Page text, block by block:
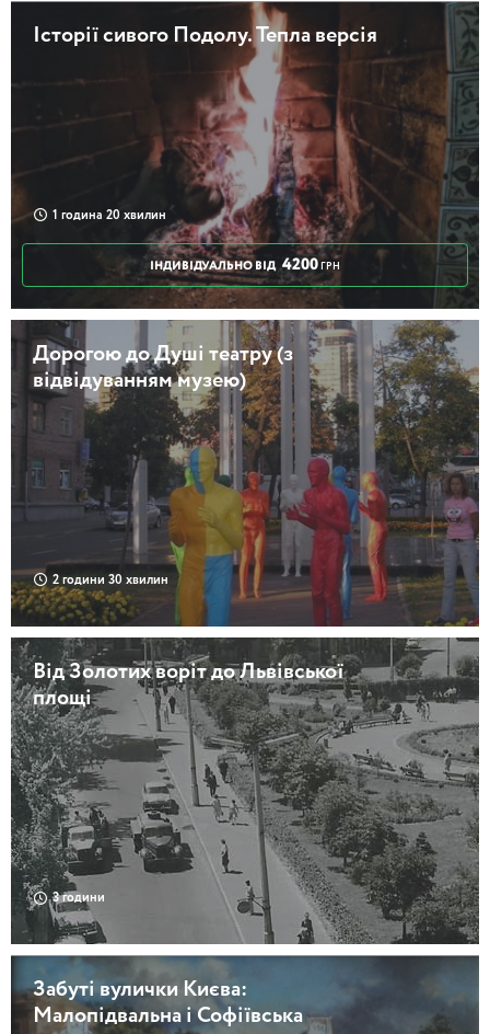
Історії сивого Подолу. Тепла версія
1 година 20 хвилин
ІНДИВІДУАЛЬНО ВІД 4200 ГРН
Дорогою до Душі театру (з
відвідуванням музею)
2 години 30 хвилин
Від Золотих воріт до Львівської
площі
3 години
Забуті вулички Києва:
Малопідвальна і Софіївська